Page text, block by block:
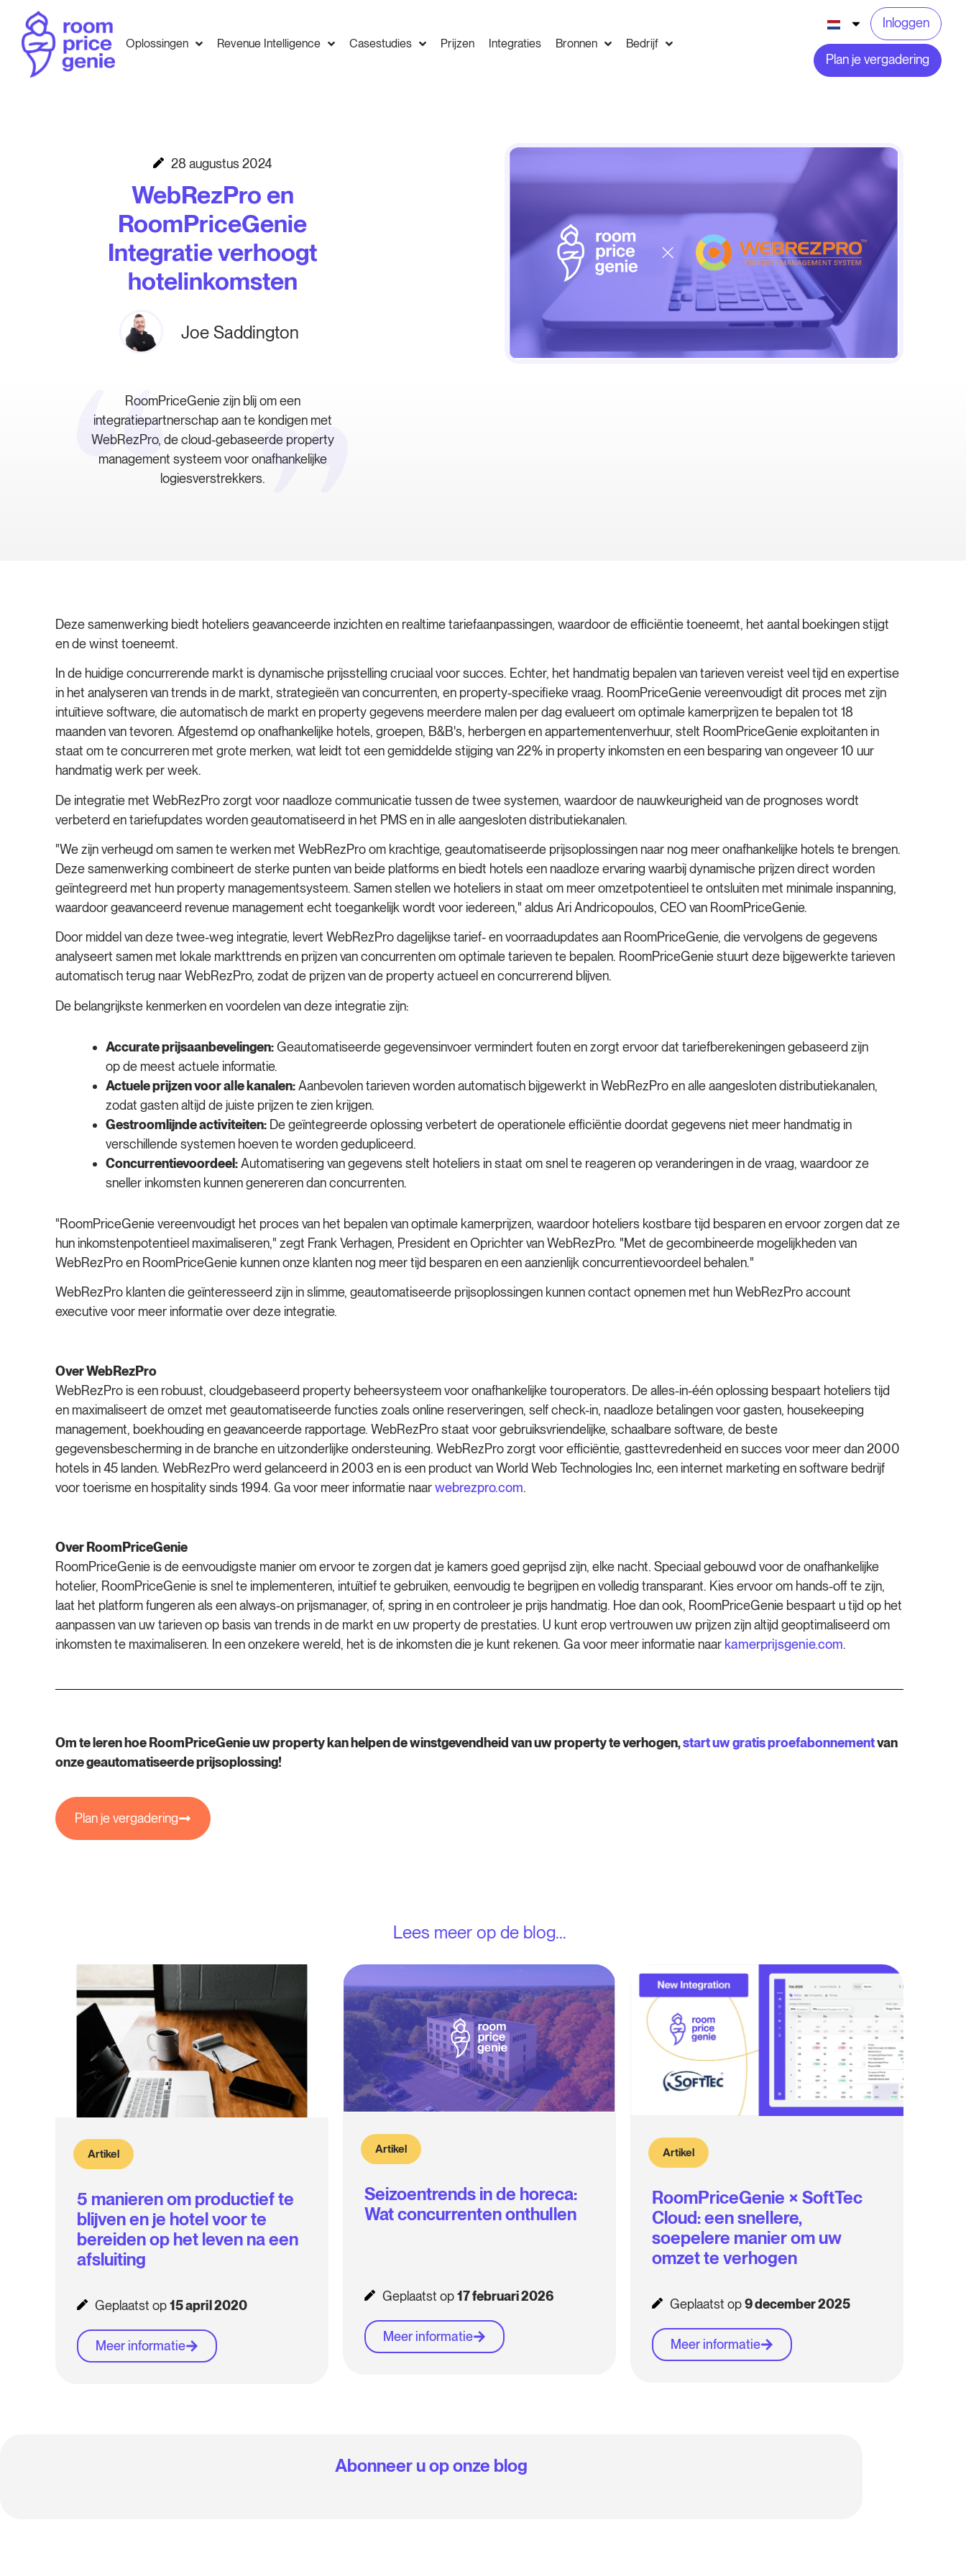
Oplossingen Revenue Intelligence Casestudies Prijzen Integraties Bronnen Bedrijf
Inloggen
Plan je vergadering
28 augustus 2024
WebRezPro en
RoomPriceGenie
Integratie verhoogt
hotelinkomsten
Joe Saddington
RoomPriceGenie zijn blij om een
integratiepartnerschap aan te kondigen met
WebRezPro, de cloud-gebaseerde property
management systeem voor onafhankelijke
logiesverstrekkers.
Deze samenwerking biedt hoteliers geavanceerde inzichten en realtime tariefaanpassingen, waardoor de efficiëntie toeneemt, het aantal boekingen stijgt
en de winst toeneemt.
In de huidige concurrerende markt is dynamische prijsstelling cruciaal voor succes. Echter, het handmatig bepalen van tarieven vereist veel tijd en expertise
in het analyseren van trends in de markt, strategieën van concurrenten, en property-specifieke vraag. RoomPriceGenie vereenvoudigt dit proces met zijn
intuïtieve software, die automatisch de markt en property gegevens meerdere malen per dag evalueert om optimale kamerprijzen te bepalen tot 18
maanden van tevoren. Afgestemd op onafhankelijke hotels, groepen, B&B's, herbergen en appartementenverhuur, stelt RoomPriceGenie exploitanten in
staat om te concurreren met grote merken, wat leidt tot een gemiddelde stijging van 22% in property inkomsten en een besparing van ongeveer 10 uur
handmatig werk per week.
De integratie met WebRezPro zorgt voor naadloze communicatie tussen de twee systemen, waardoor de nauwkeurigheid van de prognoses wordt
verbeterd en tariefupdates worden geautomatiseerd in het PMS en in alle aangesloten distributiekanalen.
"We zijn verheugd om samen te werken met WebRezPro om krachtige, geautomatiseerde prijsoplossingen naar nog meer onafhankelijke hotels te brengen.
Deze samenwerking combineert de sterke punten van beide platforms en biedt hotels een naadloze ervaring waarbij dynamische prijzen direct worden
geïntegreerd met hun property managementsysteem. Samen stellen we hoteliers in staat om meer omzetpotentieel te ontsluiten met minimale inspanning,
waardoor geavanceerd revenue management echt toegankelijk wordt voor iedereen," aldus Ari Andricopoulos, CEO van RoomPriceGenie.
Door middel van deze twee-weg integratie, levert WebRezPro dagelijkse tarief- en voorraadupdates aan RoomPriceGenie, die vervolgens de gegevens
analyseert samen met lokale markttrends en prijzen van concurrenten om optimale tarieven te bepalen. RoomPriceGenie stuurt deze bijgewerkte tarieven
automatisch terug naar WebRezPro, zodat de prijzen van de property actueel en concurrerend blijven.
De belangrijkste kenmerken en voordelen van deze integratie zijn:
Accurate prijsaanbevelingen:Geautomatiseerde gegevensinvoer vermindert fouten en zorgt ervoor dat tariefberekeningen gebaseerd zijn
op de meest actuele informatie.
Actuele prijzen voor alle kanalen:Aanbevolen tarieven worden automatisch bijgewerkt in WebRezPro en alle aangesloten distributiekanalen,
zodat gasten altijd de juiste prijzen te zien krijgen.
Gestroomlijnde activiteiten: De geïntegreerde oplossing verbetert de operationele efficiëntie doordat gegevens niet meer handmatig in
verschillende systemen hoeven te worden gedupliceerd.
Concurrentievoordeel:Automatisering van gegevens stelt hoteliers in staat om snel te reageren op veranderingen in de vraag, waardoor ze
sneller inkomsten kunnen genereren dan concurrenten.
"RoomPriceGenie vereenvoudigt het proces van het bepalen van optimale kamerprijzen, waardoor hoteliers kostbare tijd besparen en ervoor zorgen dat ze
hun inkomstenpotentieel maximaliseren," zegt Frank Verhagen, President en Oprichter van WebRezPro. "Met de gecombineerde mogelijkheden van
WebRezPro en RoomPriceGenie kunnen onze klanten nog meer tijd besparen en een aanzienlijk concurrentievoordeel behalen."
WebRezPro klanten die geïnteresseerd zijn in slimme, geautomatiseerde prijsoplossingen kunnen contact opnemen met hun WebRezPro account
executive voor meer informatie over deze integratie.
Over WebRezPro
WebRezPro is een robuust, cloudgebaseerd property beheersysteem voor onafhankelijke touroperators. De alles-in-één oplossing bespaart hoteliers tijd
en maximaliseert de omzet met geautomatiseerde functies zoals online reserveringen, self check-in, naadloze betalingen voor gasten, housekeeping
management, boekhouding en geavanceerde rapportage. WebRezPro staat voor gebruiksvriendelijke, schaalbare software, de beste
gegevensbescherming in de branche en uitzonderlijke ondersteuning. WebRezPro zorgt voor efficiëntie, gasttevredenheid en succes voor meer dan 2000
hotels in 45 landen. WebRezPro werd gelanceerd in 2003 en is een product van World Web Technologies Inc, een internet marketing en software bedrijf
voor toerisme en hospitality sinds 1994. Ga voor meer informatie naarwebrezpro.com.
Over RoomPriceGenie
RoomPriceGenie is de eenvoudigste manier om ervoor te zorgen dat je kamers goed geprijsd zijn, elke nacht. Speciaal gebouwd voor de onafhankelijke
hotelier, RoomPriceGenie is snel te implementeren, intuïtief te gebruiken, eenvoudig te begrijpen en volledig transparant. Kies ervoor om hands-off te zijn,
laat het platform fungeren als een always-on prijsmanager, of, spring in en controleer je prijs handmatig. Hoe dan ook, RoomPriceGenie bespaart u tijd op het
aanpassen van uw tarieven op basis van trends in de markt en uw property de prestaties. U kunt erop vertrouwen uw prijzen zijn altijd geoptimaliseerd om
inkomsten te maximaliseren. In een onzekere wereld, het is de inkomsten die je kunt rekenen. Ga voor meer informatie naar kamerprijsgenie.com.
Om te leren hoe RoomPriceGenie uw property kan helpen de winstgevendheid van uw property te verhogen,start uw gratis proefabonnementvan
onze geautomatiseerde prijsoplossing!
Plan je vergadering
Lees meer op de blog...
Artikel
5 manieren om productief te
blijven en je hotel voor te
bereiden op het leven na een
afsluiting
Geplaatst op15 april 2020
Meer informatie
Artikel
Seizoentrends in de horeca:
Wat concurrenten onthullen
Geplaatst op17 februari 2026
Meer informatie
Artikel
RoomPriceGenie × SoftTec
Cloud: een snellere,
soepelere manier om uw
omzet te verhogen
Geplaatst op9 december 2025
Meer informatie
Abonneer u op onze blog